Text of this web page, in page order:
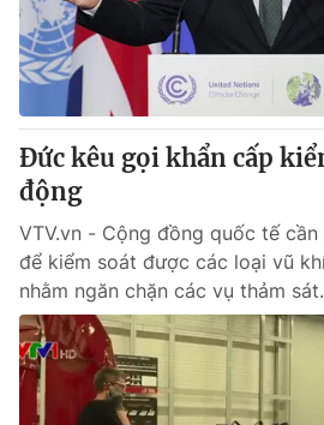
Thị trường 24h Tấm
VTV4
VTV9
Liên hệ tòa soạn English
THỜI BÁO VTV
Đức kêu gọi khẩn cấp
động
VTV.vn - Cộng đồng quốc tế
để kiểm soát được các loại vũ
nhằm ngăn chặn các vụ thảm sát.